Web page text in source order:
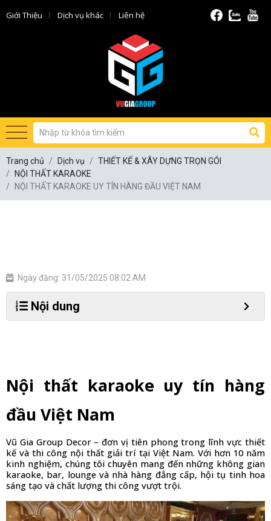
Giới Thiệu Dịch vụ khác Liên hệ
Trang chủ Dịch vụ
THIẾT KẾ & XÂY DỰNG TRỌN GÓI
NỘI THẤT KARAOKE
NỘI THẤT KARAOKE UY TÍN HÀNG ĐẦU VIỆT NAM
Ngày đăng: 31/05/2025 08:02 AM
Nội dung
Nội thất karaoke uy tín hàng
đầu Việt Nam
Vũ Gia Group Decor – đơn vị tiên phong trong lĩnh vực thiết
kế và thi công nội thất giải trí tại Việt Nam. Với hơn 10 năm
kinh nghiệm, chúng tôi chuyên mang đến những không gian
karaoke, bar, lounge và nhà hàng đẳng cấp, hội tụ tinh hoa
sáng tạo và chất lượng thi công vượt trội.